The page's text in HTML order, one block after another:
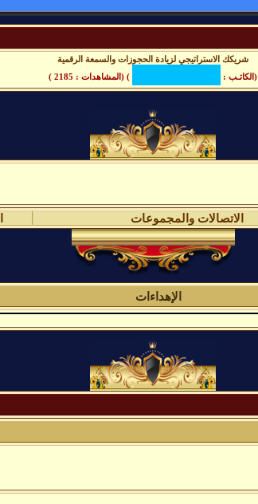
شريكك الاستراتيجي لزيادة الحجوزات والسمعة الرقمية
(الكاتـب :
) (المشاهدات : 2185 )
الاتصالات والمجموعات
الإهداءات